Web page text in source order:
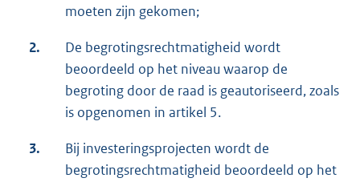
moeten zijn gekomen;
2.
De begrotingsrechtmatigheid wordt
beoordeeld op het niveau waarop de
begroting door de raad is geautoriseerd, zoals
is opgenomen in artikel 5.
3.
Bij investeringsprojecten wordt de
begrotingsrechtmatigheid beoordeeld op het